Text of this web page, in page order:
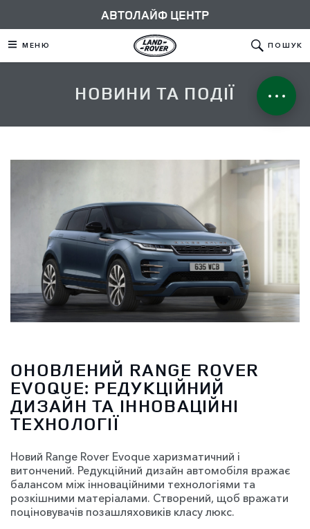
АВТОЛАЙФ ЦЕНТР
МЕНЮ ПОШУК
НОВИНИ ТА ПОДІЇ
ОНОВЛЕНИЙ RANGE ROVER
EVOQUE: РЕДУКЦІЙНИЙ
ДИЗАЙН ТА ІННОВАЦІЙНІ
ТЕХНОЛОГІЇ
Новий Range Rover Evoque харизматичний і
витончений. Редукційний дизайн автомобіля вражає
балансом між інноваційними технологіями та
розкішними матеріалами. Створений, щоб вражати
поціновувачів позашляховиків класу люкс.